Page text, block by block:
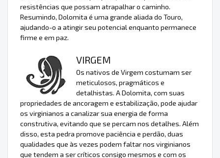
resistências que possam atrapalhar o caminho.
Resumindo, Dolomita é uma grande aliada do Touro,
ajudando-o a atingir seu potencial enquanto permanece
firme e em paz.
VIRGEM
Os nativos de Virgem costumam ser
meticulosos, pragmáticos e
detalhistas. A Dolomita, com suas
propriedades de ancoragem e estabilização, pode ajudar
os virginianos a canalizar sua energia de forma
construtiva, evitando que se percam nos detalhes. Além
disso, esta pedra promove paciência e perdão, duas
qualidades que às vezes podem faltar nos virginianos
que tendem a ser críticos consigo mesmos e com os